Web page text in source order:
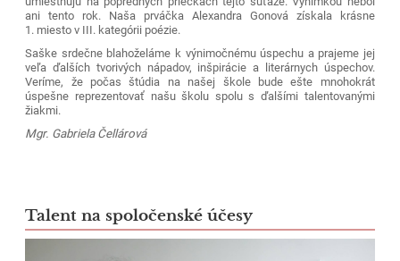
ani tento rok. Naša prváčka Alexandra Gonová získala krásne
1. miesto v III. kategórii poézie.
Saške srdečne blahoželáme k výnimočnému úspechu a prajeme jej
veľa ďalších tvorivých nápadov, inšpirácie a literárnych úspechov.
Veríme, že počas štúdia na našej škole bude ešte mnohokrát
úspešne reprezentovať našu školu spolu s ďalšími talentovanými
žiakmi.
Mgr. Gabriela Čellárová
Talent na spoločenské účesy